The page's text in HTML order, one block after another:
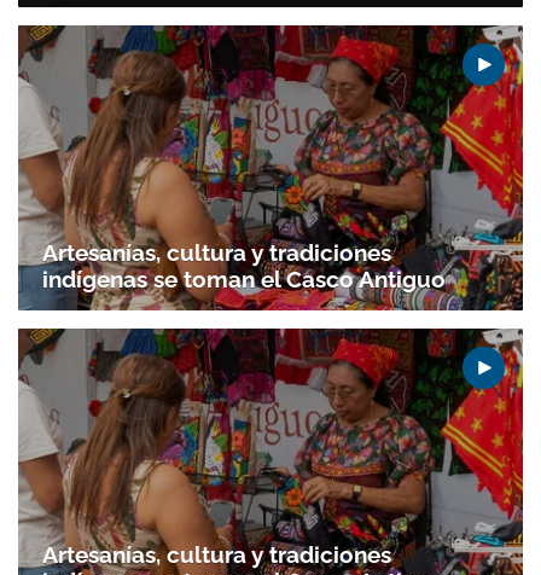
Artesanías, cultura y tradiciones
indígenas se toman el Casco Antiguo
Artesanías, cultura y tradiciones